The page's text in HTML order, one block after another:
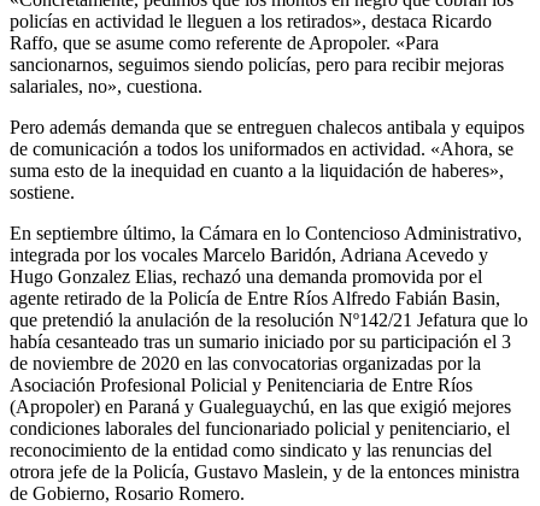
policías en actividad le lleguen a los retirados», destaca Ricardo
Raffo, que se asume como referente de Apropoler. «Para
sancionarnos, seguimos siendo policías, pero para recibir mejoras
salariales, no», cuestiona.
Pero además demanda que se entreguen chalecos antibala y equipos
de comunicación a todos los uniformados en actividad. «Ahora, se
suma esto de la inequidad en cuanto a la liquidación de haberes»,
sostiene.
En septiembre último, la Cámara en lo Contencioso Administrativo,
integrada por los vocales Marcelo Baridón, Adriana Acevedo y
Hugo Gonzalez Elias, rechazó una demanda promovida por el
agente retirado de la Policía de Entre Ríos Alfredo Fabián Basin,
que pretendió la anulación de la resolución Nº142/21 Jefatura que lo
había cesanteado tras un sumario iniciado por su participación el 3
de noviembre de 2020 en las convocatorias organizadas por la
Asociación Profesional Policial y Penitenciaria de Entre Ríos
(Apropoler) en Paraná y Gualeguaychú, en las que exigió mejores
condiciones laborales del funcionariado policial y penitenciario, el
reconocimiento de la entidad como sindicato y las renuncias del
otrora jefe de la Policía, Gustavo Maslein, y de la entonces ministra
de Gobierno, Rosario Romero.